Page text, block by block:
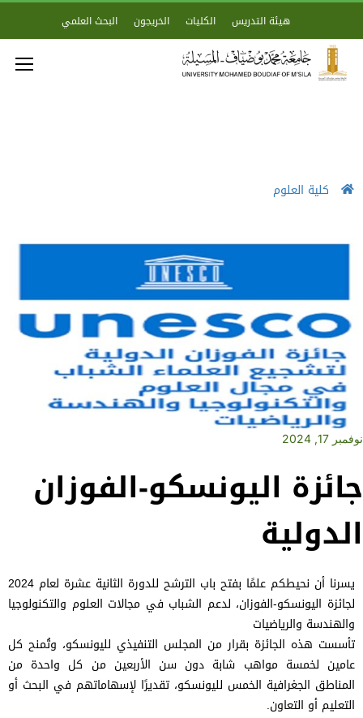
هيئة التدريس الكليات الخريجون البحث العلمي
كلية العلوم
نوفمبر 17, 2024
جائزة اليونسكو-الفوزان
الدولية
يسرنا أن نحيطكم علمًا بفتح باب الترشح للدورة الثانية عشرة لعام 2024
لجائزة اليونسكو-الفوزان، لدعم الشباب في مجالات العلوم والتكنولوجيا
والهندسة والرياضيات
تأسست هذه الجائزة بقرار من المجلس التنفيذي لليونسكو، وتُمنح كل
عامين لخمسة مواهب شابة دون سن الأربعين من كل واحدة من
المناطق الجغرافية الخمس لليونسكو، تقديرًا لإسهاماتهم في البحث أو
التعليم أو التعاون.